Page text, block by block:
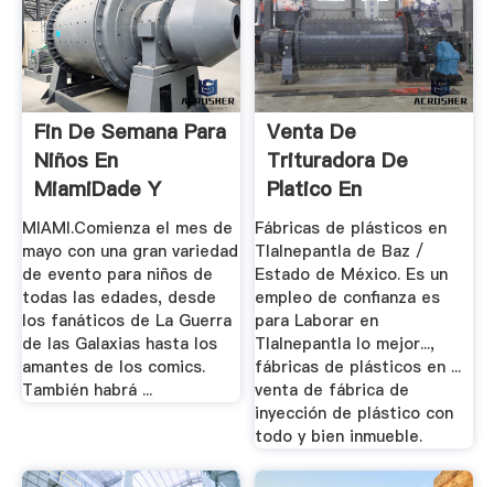
Fin De Semana Para
Niños En
MiamiDade Y
Broward
MIAMI.Comienza el mes de
mayo con una gran variedad
de evento para niños de
todas las edades, desde
los fanáticos de La Guerra
de las Galaxias hasta los
amantes de los comics.
También habrá ...
Venta De
Trituradora De
Platico En
Tlalnepantl
Fábricas de plásticos en
Tlalnepantla de Baz /
Estado de México. Es un
empleo de confianza es
para Laborar en
Tlalnepantla lo mejor...,
fábricas de plásticos en ...
venta de fábrica de
inyección de plástico con
todo y bien inmueble.